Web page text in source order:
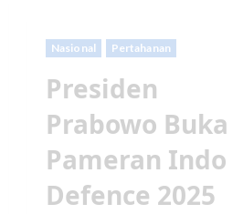
Nasional Pertahanan
Presiden
Prabowo Buka
Pameran Indo
Defence 2025